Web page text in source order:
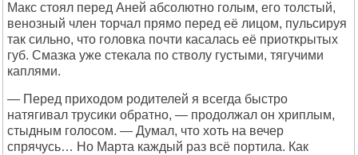
Макс стоял перед Аней абсолютно голым, его толстый,
венозный член торчал прямо перед её лицом, пульсируя
так сильно, что головка почти касалась её приоткрытых
губ. Смазка уже стекала по стволу густыми, тягучими
каплями.
— Перед приходом родителей я всегда быстро
натягивал трусики обратно, — продолжал он хриплым,
стыдным голосом. — Думал, что хоть на вечер
спрячусь… Но Марта каждый раз всё портила. Как